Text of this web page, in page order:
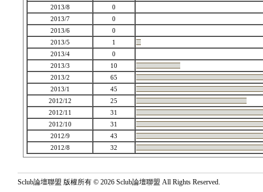
2013/8
0
2013/7
0
2013/6
0
2013/5
1
2013/4
0
2013/3
10
2013/2
65
2013/1
45
2012/12
25
2012/11
31
2012/10
31
2012/9
43
2012/8
32
Sclub論壇聯盟 版權所有 © 2026 Sclub論壇聯盟 All Rights Reserved.